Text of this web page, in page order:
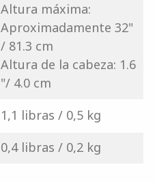
Altura máxima:
Aproximadamente 32"
/ 81.3 cm
Altura de la cabeza: 1.6
"/ 4.0 cm
1,1 libras / 0,5 kg
0,4 libras / 0,2 kg